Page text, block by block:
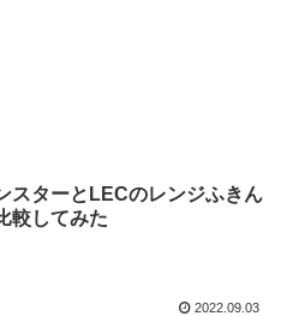
スターとLECのレンジふきん
較してみた
2022.09.03